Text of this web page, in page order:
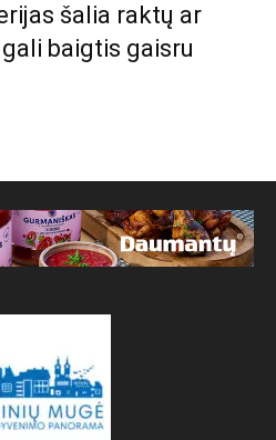
šalia raktų ar
baigtis gaisru